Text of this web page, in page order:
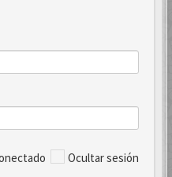
Ocultar sesión